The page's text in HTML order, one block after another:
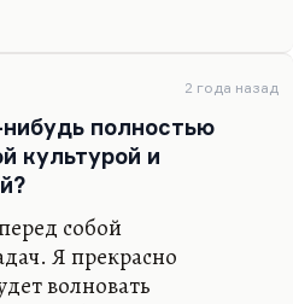
–
2 года назад
полностью
культурой и
собой
Я прекрасно
волновать